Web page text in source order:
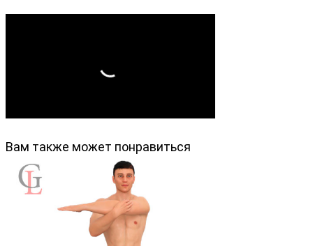
Вам также может понравиться